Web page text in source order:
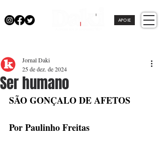
APOIE
Ser humano
Jornal Daki
25 de dez. de 2024
SÃO GONÇALO DE AFETOS
Por Paulinho Freitas